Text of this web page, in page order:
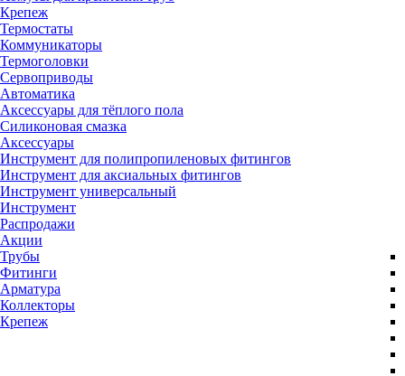
Крепеж
Термостаты
Коммуникаторы
Термоголовки
Сервоприводы
Автоматика
Аксессуары для тёплого пола
Силиконовая смазка
Аксессуары
Инструмент для полипропиленовых фитингов
Инструмент для аксиальных фитингов
Инструмент универсальный
Инструмент
Распродажи
Акции
Трубы
Фитинги
Арматура
Коллекторы
Крепеж